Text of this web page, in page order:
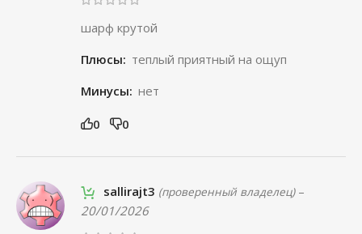
шарф крутой
Плюсы: теплый приятный на ощуп
Минусы: нет
0 0
sallirajt3 (проверенный владелец) –
20/01/2026